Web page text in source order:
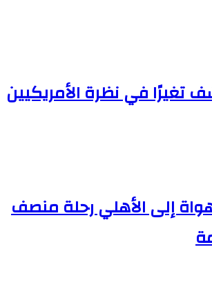
تغيرًا في نظرة الأمريكيين
إلى الأهلي رحلة منصف